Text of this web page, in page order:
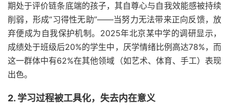
期处于评价链条底端的孩子，其自尊心与自我效能感被持续
削弱，形成“习得性无助”——当努力无法带来正向反馈，放
弃便成为自我保护机制。2025年北京某中学的调研显示，
成绩处于班级后20%的学生中，厌学情绪比例高达78%，而
这一群体中有62%在其他领域（如艺术、体育、手工）表现
出色。
2. 学习过程被工具化，失去内在意义